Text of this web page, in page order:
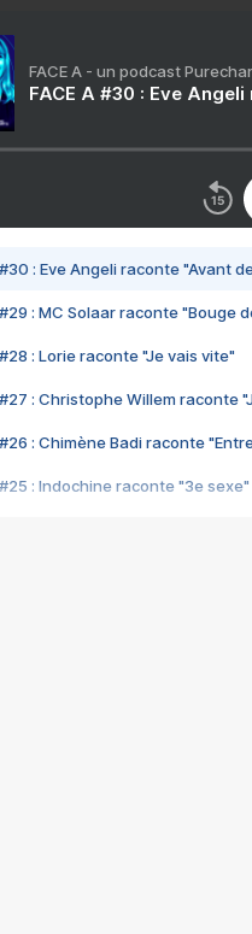
FACE A - un podcast
FACE A #30 : Eve
#30 : Eve Angeli raconte "Avant
#29 : MC Solaar raconte "Bouge
#28 : Lorie raconte "Je vais vite"
#27 : Christophe Willem raconte
#26 : Chimène Badi raconte
#25 : Indochine raconte "3e sexe"